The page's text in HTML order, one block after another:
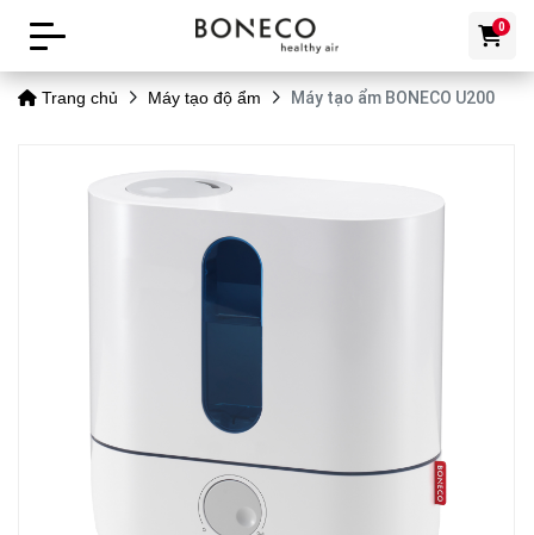
0
Trang chủ Máy tạo độ ẩm Máy tạo ẩm BONECO U200